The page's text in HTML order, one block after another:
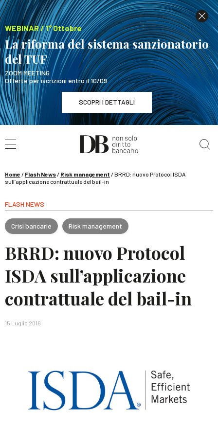
WEBINAR / 1° Ottobre
La riforma del sistema sanzionatorio
del TUF
ZOOM MEETING
Offerte per iscrizioni entro il 10/09
SCOPRI I DETTAGLI
WEBINAR / 1° Ottobre
La riforma del sistema sanzionatorio del TUF
Home / Flash News/ Risk management /BRRD: nuovo Protocol ISDA
sull’applicazione contrattuale del bail-in
FLASH NEWS
Crisi bancarie Risk management
BRRD: nuovo Protocol
ISDA sull’applicazione
contrattuale del bail-in
15 Luglio 2016